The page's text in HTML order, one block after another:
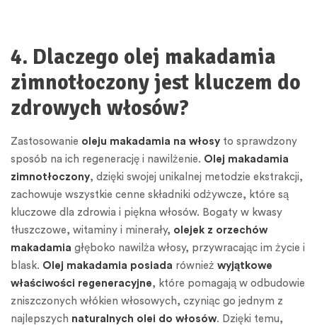
4. Dlaczego olej makadamia
zimnotłoczony jest kluczem do
zdrowych włosów?
Zastosowanie oleju makadamia na włosy to sprawdzony
sposób na ich regenerację i nawilżenie. Olej makadamia
zimnotłoczony, dzięki swojej unikalnej metodzie ekstrakcji,
zachowuje wszystkie cenne składniki odżywcze, które są
kluczowe dla zdrowia i piękna włosów. Bogaty w kwasy
tłuszczowe, witaminy i minerały, olejek z orzechów
makadamia głęboko nawilża włosy, przywracając im życie i
blask. Olej makadamia posiada również wyjątkowe
właściwości regeneracyjne, które pomagają w odbudowie
zniszczonych włókien włosowych, czyniąc go jednym z
najlepszych naturalnych olei do włosów. Dzięki temu,